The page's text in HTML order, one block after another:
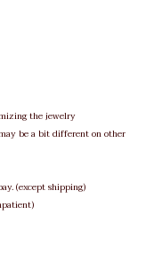
the jewelry
be a bit different on other
(except shipping)